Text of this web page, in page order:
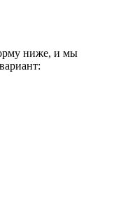
ниже, и мы